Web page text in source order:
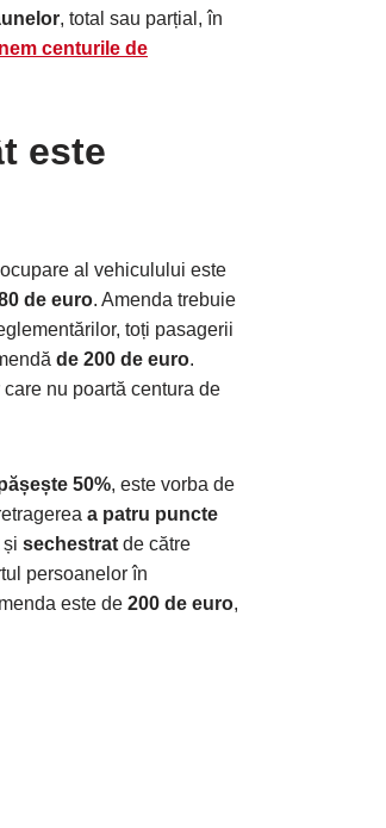
, total sau parțial, în
centurile de
este
al vehiculului este
de euro. Amenda trebuie
toți pasagerii
de 200 de euro.
nu poartă centura de
50%, este vorba de
a patru puncte
sechestrat de către
persoanelor în
este de 200 de euro,